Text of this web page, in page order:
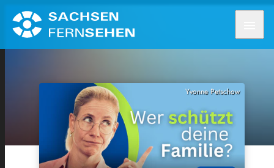
Yvonne Petschow